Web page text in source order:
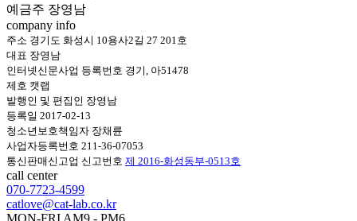
예금주 장영남
company info
주소 경기도 화성시 10용사2길 27 201호
대표 장영남
인터넷신문사업 등록번호 경기, 아51478
제호 캣랩
발행인 및 편집인 장영남
등록일 2017-02-13
청소년보호책임자 장채륜
사업자등록번호 211-36-07053
통신판매신고업 신고번호 제 2016-화성동부-0513호
call center
070-7723-4599
catlove@cat-lab.co.kr
MON-FRI AM9 - PM6